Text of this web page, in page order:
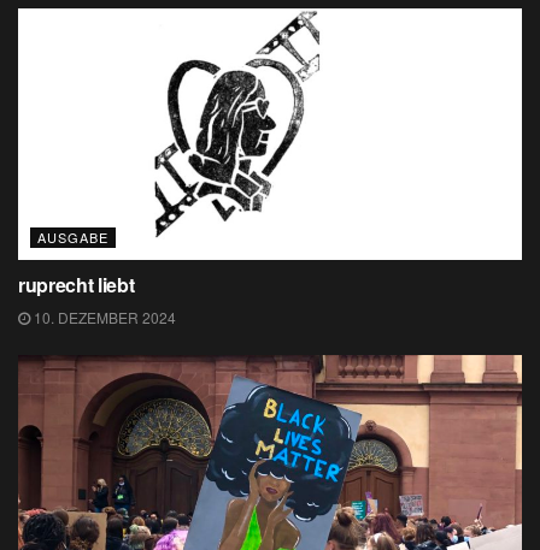
AUSGABE
ruprecht liebt
10. DEZEMBER 2024